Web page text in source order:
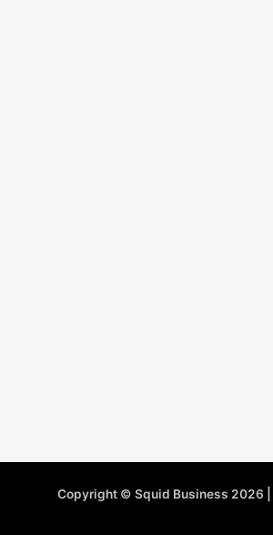
Copyright © Squid Business 2026 |